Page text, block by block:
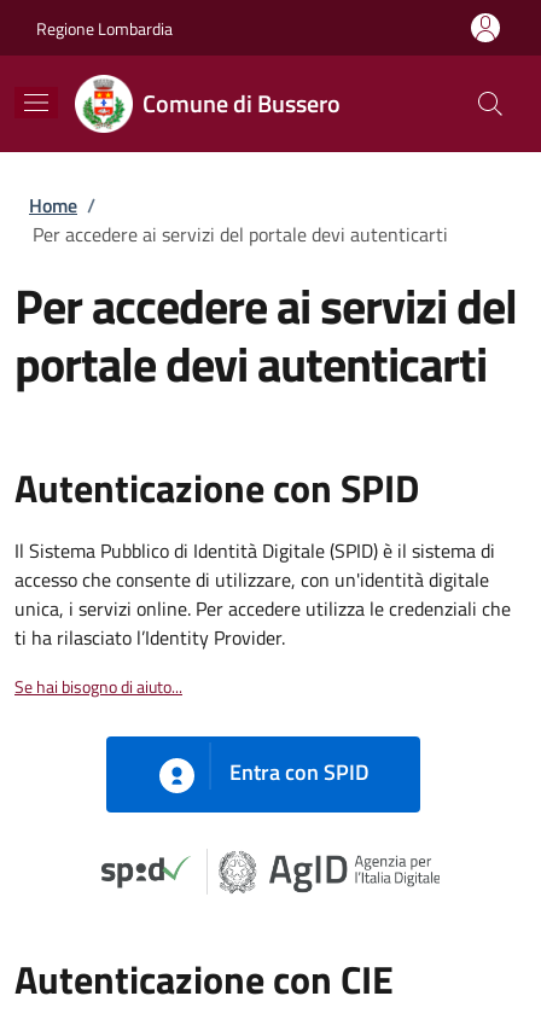
Regione Lombardia
Comune di Bussero
Briciole di pane
Home /
Per accedere ai servizi del portale devi autenticarti
Per accedere ai servizi del
portale devi autenticarti
Autenticazione con SPID
Il Sistema Pubblico di Identità Digitale (SPID) è il sistema di
accesso che consente di utilizzare, con un'identità digitale
unica, i servizi online. Per accedere utilizza le credenziali che
ti ha rilasciato l’Identity Provider.
Se hai bisogno di aiuto...
Entra con SPID
Autenticazione con CIE